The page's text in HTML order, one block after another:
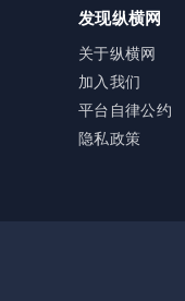
发现纵横网
关于纵横网
加入我们
平台自律公约
隐私政策